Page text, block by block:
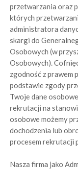
przetwarzania oraz
których
administratora
skargi do
Osobowych (w
Osobowych).
zgodność z prawem
podstawie zgody
Twoje dane
rekrutacji na
osobowe możemy
dochodzenia lub
procesem rekrutacji
Nasza firma jako